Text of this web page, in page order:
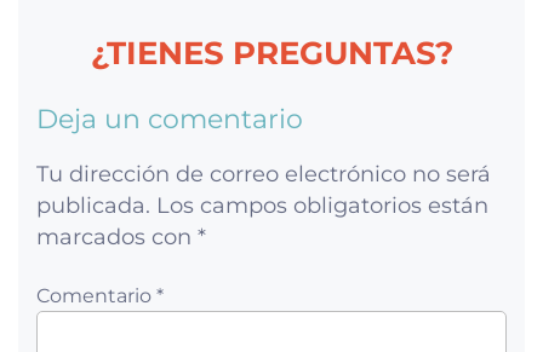
¿TIENES PREGUNTAS?
Deja un comentario
Tu dirección de correo electrónico no será
publicada. Los campos obligatorios están
marcados con *
Comentario *